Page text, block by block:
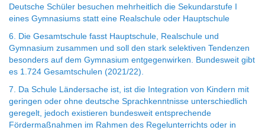
Deutsche Schüler besuchen mehrheitlich die Sekundarstufe I
eines Gymnasiums statt eine Realschule oder Hauptschule
6. Die Gesamtschule fasst Hauptschule, Realschule und
Gymnasium zusammen und soll den stark selektiven Tendenzen
besonders auf dem Gymnasium entgegenwirken. Bundesweit gibt
es 1.724 Gesamtschulen (2021/22).
7. Da Schule Ländersache ist, ist die Integration von Kindern mit
geringen oder ohne deutsche Sprachkenntnisse unterschiedlich
geregelt, jedoch existieren bundesweit entsprechende
Fördermaßnahmen im Rahmen des Regelunterrichts oder in